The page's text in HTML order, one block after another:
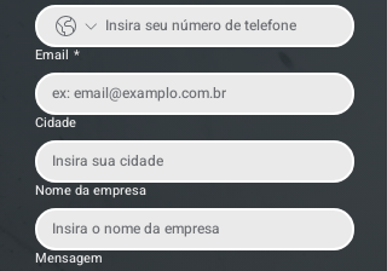
Email *
Cidade
Nome da empresa
Mensagem